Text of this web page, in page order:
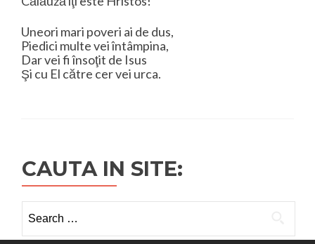
Uneori mari poveri ai de dus,
Piedici multe vei întâmpina,
Dar vei fi însoţit de Isus
Şi cu El către cer vei urca.
CAUTA IN SITE:
for: